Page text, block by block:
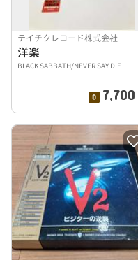
テイチクレコード株式会社
洋楽
BLACK SABBATH/NEVER SAY DIE
7,700